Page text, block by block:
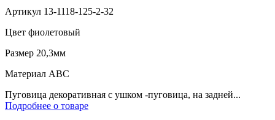
Артикул 13-1118-125-2-32
Цвет фиолетовый
Размер 20,3мм
Материал АВС
Пуговица декоративная с ушком -пуговица, на задней...
Подробнее о товаре